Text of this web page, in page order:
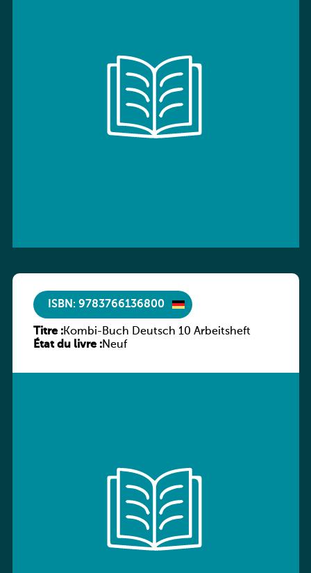
ISBN: 9783766136800
Titre :Kombi-Buch Deutsch 10 Arbeitsheft
État du livre :Neuf